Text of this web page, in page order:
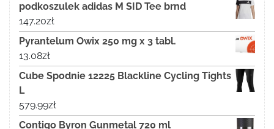
podkoszulek adidas M SID Tee brnd
147.20zł
Pyrantelum Owix 250 mg x 3 tabl.
13.08zł
Cube Spodnie 12225 Blackline Cycling Tights
L
579.99zł
Contigo Byron Gunmetal 720 ml